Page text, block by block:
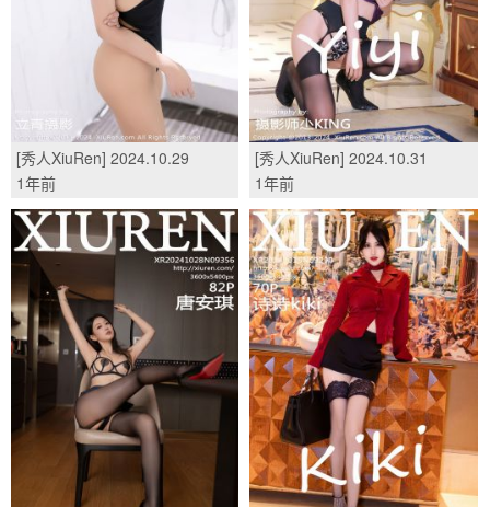
[秀人XiuRen] 2024.10.29
No.9363 娜比/(73P)
1年前
[秀人XiuRen] 2024.10.31
No.9371 艺艺yiyi/(74P)
1年前